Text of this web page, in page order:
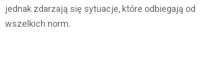
jednak zdarzają się sytuacje, które odbiegają od
wszelkich norm.